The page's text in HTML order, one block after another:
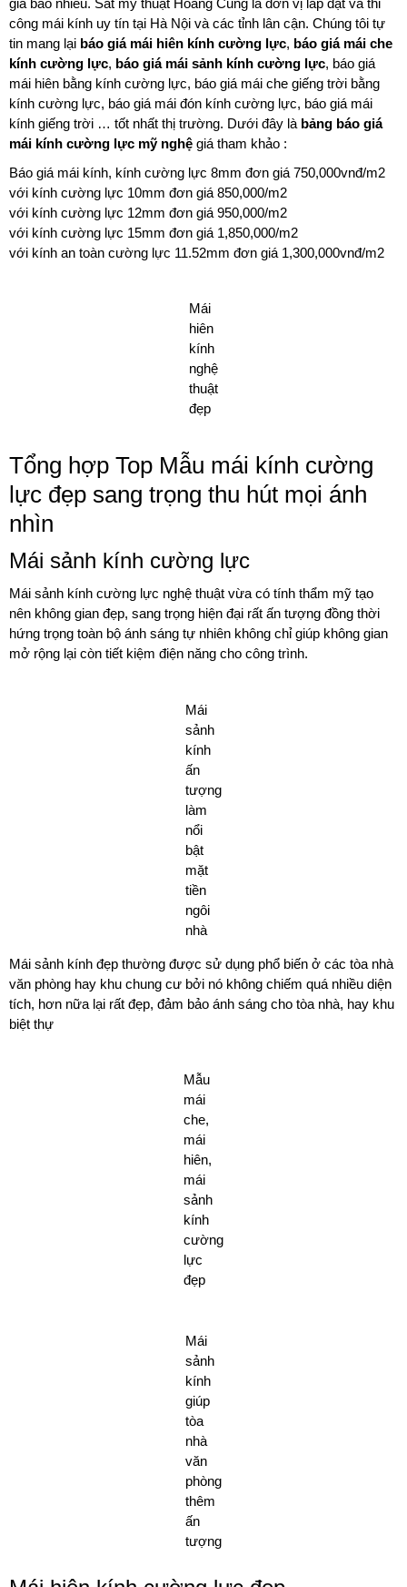
công mái kính uy tín tại Hà Nội và các tỉnh lân cận. Chúng tôi tự
tin mang lại báo giá mái hiên kính cường lực, báo giá mái che
kính cường lực, báo giá mái sảnh kính cường lực, báo giá
mái hiên bằng kính cường lực, báo giá mái che giếng trời bằng
kính cường lực, báo giá mái đón kính cường lực, báo giá mái
kính giếng trời … tốt nhất thị trường. Dưới đây là bảng báo giá
mái kính cường lực mỹ nghệ giá tham khảo :
Báo giá mái kính, kính cường lực 8mm đơn giá 750,000vnđ/m2
với kính cường lực 10mm đơn giá 850,000/m2
với kính cường lực 12mm đơn giá 950,000/m2
với kính cường lực 15mm đơn giá 1,850,000/m2
với kính an toàn cường lực 11.52mm đơn giá 1,300,000vnđ/m2
Mái
hiên
kính
nghệ
thuật
đẹp
Tổng hợp Top Mẫu mái kính cường
lực đẹp sang trọng thu hút mọi ánh
nhìn
Mái sảnh kính cường lực
Mái sảnh kính cường lực nghệ thuật vừa có tính thẩm mỹ tạo
nên không gian đẹp, sang trọng hiện đại rất ấn tượng đồng thời
hứng trọng toàn bộ ánh sáng tự nhiên không chỉ giúp không gian
mở rộng lại còn tiết kiệm điện năng cho công trình.
Mái
sảnh
kính
ấn
tượng
làm
nổi
bật
mặt
tiền
ngôi
nhà
Mái sảnh kính đẹp thường được sử dụng phổ biến ở các tòa nhà
văn phòng hay khu chung cư bởi nó không chiếm quá nhiều diện
tích, hơn nữa lại rất đẹp, đảm bảo ánh sáng cho tòa nhà, hay khu
biệt thự
Mẫu
mái
che,
mái
hiên,
mái
sảnh
kính
cường
lực
đẹp
Mái
sảnh
kính
giúp
tòa
nhà
văn
phòng
thêm
ấn
tượng